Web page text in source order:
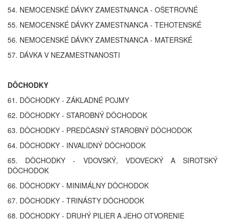
54. NEMOCENSKÉ DÁVKY ZAMESTNANCA - OŠETROVNÉ
55. NEMOCENSKÉ DÁVKY ZAMESTNANCA - TEHOTENSKÉ
56. NEMOCENSKÉ DÁVKY ZAMESTNANCA - MATERSKÉ
57. DÁVKA V NEZAMESTNANOSTI
DÔCHODKY
61. DÔCHODKY - ZÁKLADNÉ POJMY
62. DÔCHODKY - STAROBNÝ DÔCHODOK
63. DÔCHODKY - PREDČASNÝ STAROBNÝ DÔCHODOK
64. DÔCHODKY - INVALIDNÝ DÔCHODOK
65. DÔCHODKY - VDOVSKÝ, VDOVECKÝ A SIROTSKÝ
DÔCHODOK
66. DÔCHODKY - MINIMÁLNY DÔCHODOK
67. DÔCHODKY - TRINÁSTY DÔCHODOK
68. DÔCHODKY - DRUHÝ PILIER A JEHO OTVORENIE